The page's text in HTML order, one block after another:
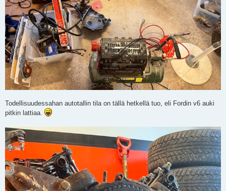
Todellisuudessahan autotallin tila on tällä hetkellä tuo, eli Fordin v6 auki
pitkin lattiaa.